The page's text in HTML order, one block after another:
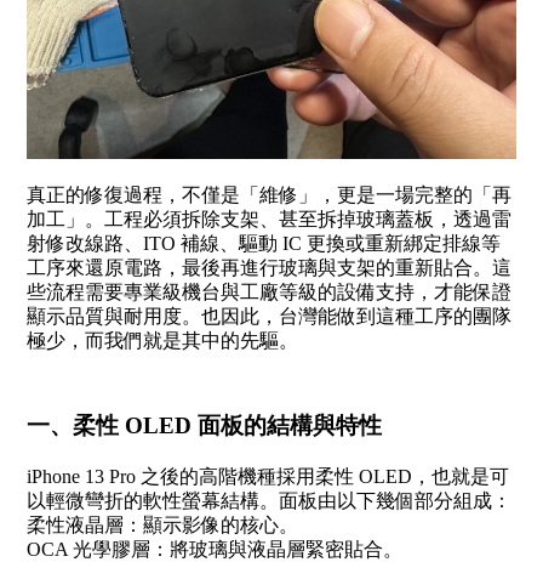
真正的修復過程，不僅是「維修」，更是一場完整的「再
加工」。工程必須拆除支架、甚至拆掉玻璃蓋板，透過雷
射修改線路、ITO 補線、驅動 IC 更換或重新綁定排線等
工序來還原電路，最後再進行玻璃與支架的重新貼合。這
些流程需要專業級機台與工廠等級的設備支持，才能保證
顯示品質與耐用度。也因此，台灣能做到這種工序的團隊
極少，而我們就是其中的先驅。
一、柔性 OLED 面板的結構與特性
iPhone 13 Pro 之後的高階機種採用柔性 OLED，也就是可
以輕微彎折的軟性螢幕結構。面板由以下幾個部分組成：
柔性液晶層：顯示影像的核心。
OCA 光學膠層：將玻璃與液晶層緊密貼合。